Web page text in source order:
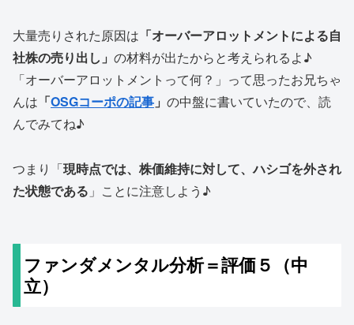
大量売りされた原因は 「オーバーアロットメントによる自
社株の売り出し」 の材料が出たからと考えられるよ♪
「オーバーアロットメントって何？」って思ったお兄ちゃ
んは 「OSGコーポの記事 」 の中盤に書いていたので、読
んでみてね♪
つまり「現時点では、株価維持に対して、ハシゴを外され
た状態である 」ことに注意しよう♪
ファンダメンタル分析＝評価５（中
立）